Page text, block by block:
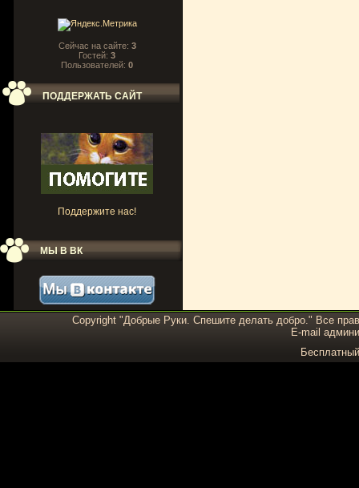
Сейчас на сайте: 3
Гостей: 3
Пользователей: 0
ПОДДЕРЖАТЬ САЙТ
Поддержите нас!
МЫ В ВК
Copyright "Добрые Руки. Спешите делать добро." Все
E-mail